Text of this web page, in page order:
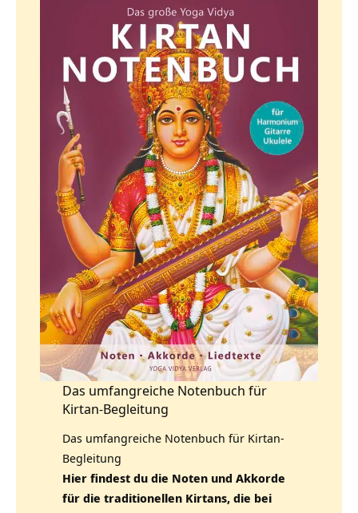
Das umfangreiche Notenbuch für
Kirtan-Begleitung
Das umfangreiche Notenbuch für Kirtan-
Begleitung
Hier findest du die Noten und Akkorde
für die traditionellen Kirtans, die bei